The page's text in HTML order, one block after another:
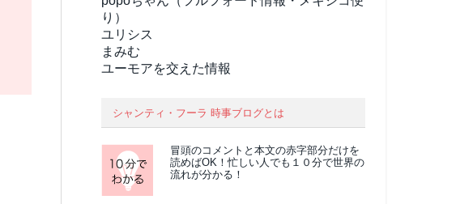
り）
ユリシス
まみむ
ユーモアを交えた情報
シャンティ・フーラ 時事ブログとは
冒頭のコメントと本文の赤字部分だけを
読めばOK！忙しい人でも１０分で世界の
流れが分かる！